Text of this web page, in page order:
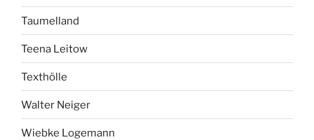
Taumelland
Teena Leitow
Texthölle
Walter Neiger
Wiebke Logemann